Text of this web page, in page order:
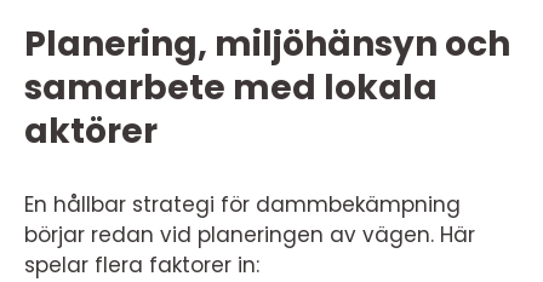
Planering, miljöhänsyn och
samarbete med lokala
aktörer
En hållbar strategi för dammbekämpning
börjar redan vid planeringen av vägen. Här
spelar flera faktorer in: